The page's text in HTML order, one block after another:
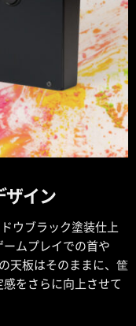
ザイン
ドウブラック塗装仕上
ムプレイでの首や
天板はそのままに、筐
をさらに向上させて